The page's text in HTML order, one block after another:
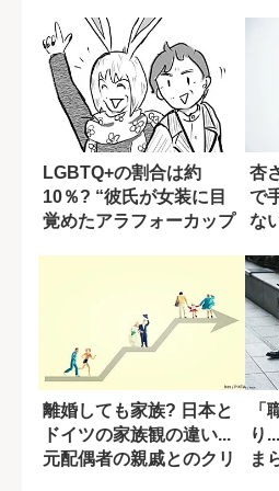
LGBTQ+の割合は約
10％? “彼氏が女装に目
覚めたアラフォーカップ
杏
で
な
離婚しても家族? 日本と
ドイツの家族観の違い...
元配偶者の親戚とのクリ
「
り
ま